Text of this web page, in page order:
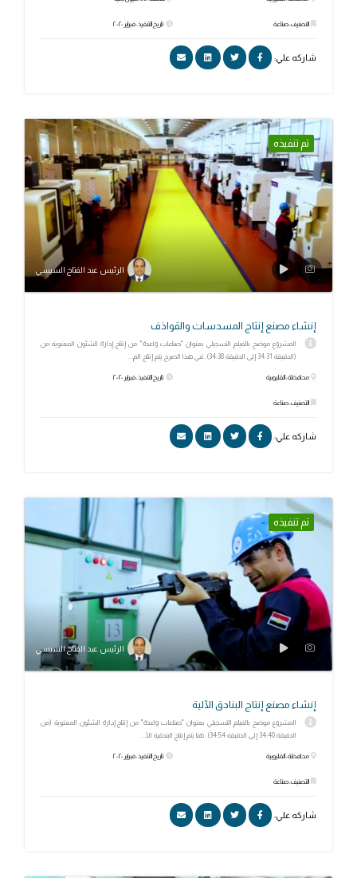
التصنيف: صناعة تاريخ التنفيذ: فبراير ٢٠٢٠
شاركه علي:
تم تنفيذه
الرئيس عبد الفتاح السيسي
إنشاء مصنع إنتاج المسدسات والقواذف
المشروع موضح بالفيلم التسجيلي بعنوان "صناعات واعدة" من إنتاج إدارة الشئون المعنوية من
(الدقيقة 34:31 إلى الدقيقة 34:38). في هذا الصرح يتم إنتاج الم...
محافظة: القليوبية
التصنيف: صناعة
تاريخ التنفيذ: فبراير ٢٠٢٠
شاركه علي:
تم تنفيذه
الرئيس عبد الفتاح السيسي
إنشاء مصنع إنتاج البنادق الآلية
المشروع موضح بالفيلم التسجيلي بعنوان "صناعات واعدة" من إنتاج إدارة الشئون المعنوية (من
الدقيقة 34:40 إلى الدقيقة 34:54). هنا يتم إنتاج البندقية الآ...
محافظة: القليوبية
التصنيف: صناعة
تاريخ التنفيذ: فبراير ٢٠٢٠
شاركه علي: